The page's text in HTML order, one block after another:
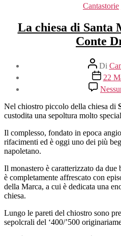
Cantastorie
La chiesa di Santa
Conte
Autore
articolo
Di
Data22
Nel chiostro piccolo della chiesa di
custodita una sepoltura molto
Il complesso, fondato in epoca
rifacimenti ed è oggi uno dei più
napoletano.
Il monastero è caratterizzato da
è completamente affrescato con
della Marca, a cui è dedicata una
chiesa.
Lungo le pareti del chiostro sono
sepolcrali del ‘400/’500